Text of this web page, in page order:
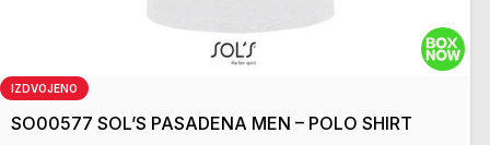
IZDVOJENO
SO00577 SOL’S PASADENA MEN – POLO SHIRT